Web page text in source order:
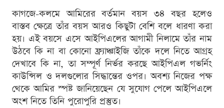
কাগজে-কলমে আমিরের বর্তমান বয়স ৩৪ বছর হলেও
বাস্তব ক্ষেত্রে তাঁর বয়স আরও কিছুটা বেশি বলে ধারণা করা
হয়। এই বয়সে এসে আইপিএলের আগামী নিলামে তাঁর নাম
উঠবে কি না বা কোনো ফ্র্যাঞ্চাইজি তাঁকে দলে নিতে আগ্রহ
দেখাবে কি না, তা সম্পূর্ণ নির্ভর করছে আইপিএল গভর্নিং
কাউন্সিল ও দলগুলোর সিদ্ধান্তের ওপর। অবশ্য নিজের পক্ষ
থেকে আমির স্পষ্ট জানিয়েছেন যে সুযোগ পেলে আইপিএলে
অংশ নিতে তিনি পুরোপুরি প্রস্তুত।